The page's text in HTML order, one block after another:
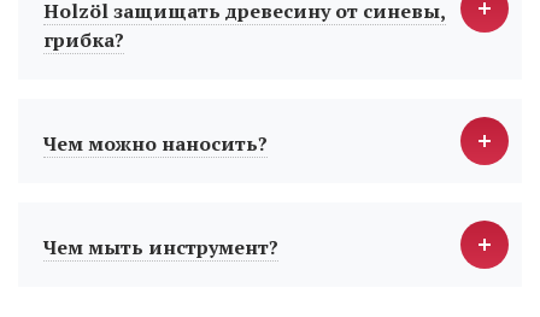
Holzöl защищать древесину от синевы,
грибка?
Чем можно наносить?
Чем мыть инструмент?